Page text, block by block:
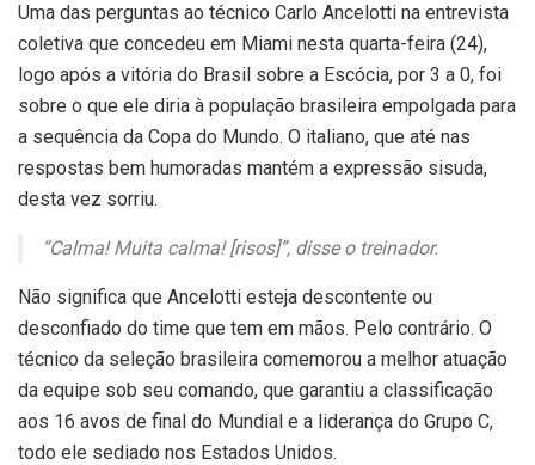
Uma das perguntas ao técnico Carlo Ancelotti na entrevista
coletiva que concedeu em Miami nesta quarta-feira (24),
logo após a vitória do Brasil sobre a Escócia, por 3 a 0, foi
sobre o que ele diria à população brasileira empolgada para
a sequência da Copa do Mundo. O italiano, que até nas
respostas bem humoradas mantém a expressão sisuda,
desta vez sorriu.
“Calma! Muita calma! [risos]”, disse o treinador.
Não significa que Ancelotti esteja descontente ou
desconfiado do time que tem em mãos. Pelo contrário. O
técnico da seleção brasileira comemorou a melhor atuação
da equipe sob seu comando, que garantiu a classificação
aos 16 avos de final do Mundial e a liderança do Grupo C,
todo ele sediado nos Estados Unidos.